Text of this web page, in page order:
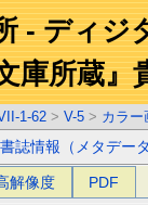
- ディジ
庫所蔵』
1-62 > V-5 > カラー
書誌情報（メタデー
解像度 PDF